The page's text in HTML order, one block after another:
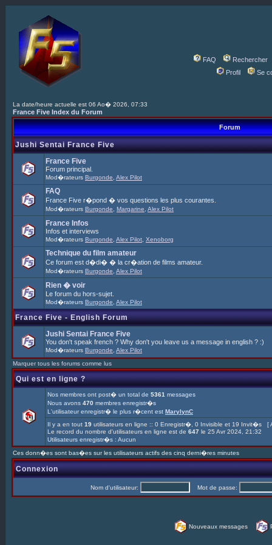
FAQ
Rechercher
Profil
Se
La date/heure actuelle est 06 Ao� 2026, 07:33
France Five Index du Forum
Forum
Jushi Sentai France Five
France Five
Forum principal.
Mod�rateurs Burgonde Alex Pilot
FAQ
France Five r�pond � vos questions les plus courantes.
Mod�rateurs Burgonde Margarine Alex Pilot
France Infos
Infos et interviews
Mod�rateurs Burgonde Alex Pilot Xenoborg
Technique du film amateur
Ce forum est d�di� � la cr�ation de films amateur.
Mod�rateurs Burgonde Alex Pilot
Rien � voir
Le forum du hors-sujet.
Mod�rateurs Burgonde Alex Pilot
France Five - English Forum
Jushi Sentai France Five
You don't speak french ? Why don't you leave us a message in english ? :)
Mod�rateurs Burgonde Alex Pilot
Marquer tous les forums comme lus
Qui est en ligne ?
Nos membres ont post� un total de 5361 messages
Nous avons 470 membres enregistr�s
L'utilisateur enregistr� le plus r�cent est MarylynC
Il y a en tout 19 utilisateurs en ligne :: 0 Enregistr�, 0 Invisible et 19 Invit�s [
Le record du nombre d'utilisateurs en ligne est de 647 le 25 Avr 2024, 21:32
Utilisateurs enregistr�s : Aucun
Ces donn�es sont bas�es sur les utilisateurs actifs des cinq derni�res minutes
Connexion
Nom d'utilisateur: Mot de passe:
Nouveaux messages